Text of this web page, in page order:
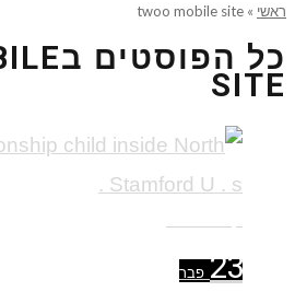
ראשי »
twoo mobile site
כל הפוסטים ב
SITE
23 פבר